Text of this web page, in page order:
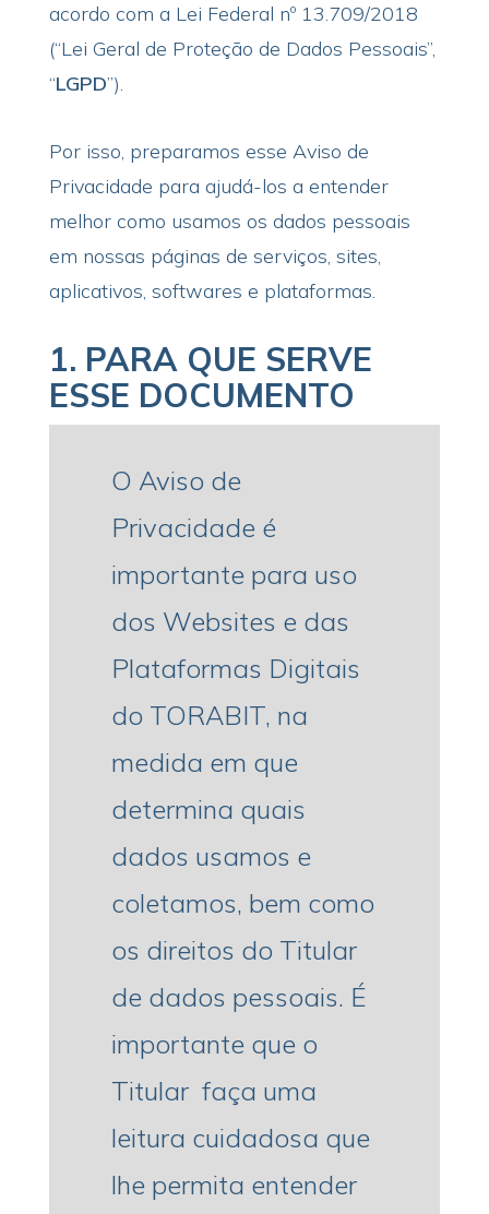
acordo com a Lei Federal nº 13.709/2018
(“Lei Geral de Proteção de Dados Pessoais”,
“LGPD”).
Por isso, preparamos esse Aviso de
Privacidade para ajudá-los a entender
melhor como usamos os dados pessoais
em nossas páginas de serviços, sites,
aplicativos, softwares e plataformas.
1. PARA QUE SERVE
ESSE DOCUMENTO
O Aviso de
Privacidade é
importante para uso
dos Websites e das
Plataformas Digitais
do TORABIT, na
medida em que
determina quais
dados usamos e
coletamos, bem como
os direitos do Titular
de dados pessoais. É
importante que o
Titular faça uma
leitura cuidadosa que
lhe permita entender